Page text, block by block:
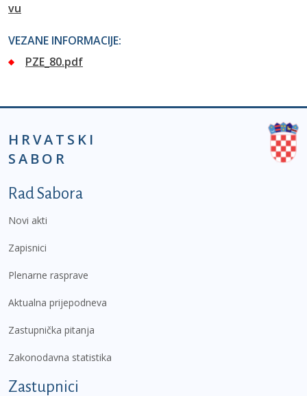
vu
VEZANE INFORMACIJE:
PZE_80.pdf
HRVATSKI
SABOR
Podnožje prvi izbornik
Rad Sabora
Novi akti
Zapisnici
Plenarne rasprave
Aktualna prijepodneva
Zastupnička pitanja
Zakonodavna statistika
Zastupnici